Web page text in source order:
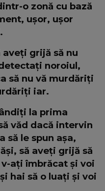
o zonă cu bază
ușor, ușor
grijă să nu
noroiul,
să nu vă murdăriți
iar.
la prima
văd dacă intervin
să le spun așa,
să aveți grijă să
ați îmbrăcat și voi
hai să o luați și voi